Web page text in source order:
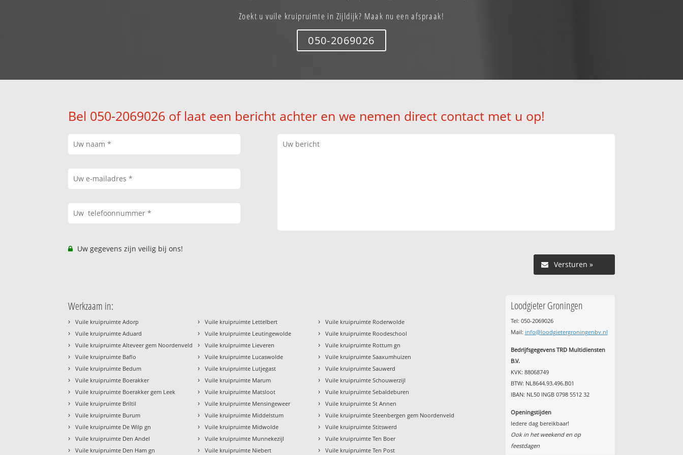
Zoekt u vuile kruipruimte in Zijldijk? Maak nu een afspraak!
050-2069026
Bel 050-2069026 of laat een bericht achter en we nemen direct contact met u op!
Uw gegevens zijn veilig bij ons!
Versturen »
Werkzaam in:
› Vuile kruipruimte Adorp
› Vuile kruipruimte Aduard
› Vuile kruipruimte Alteveer gem Noordenveld
› Vuile kruipruimte Baflo
› Vuile kruipruimte Bedum
› Vuile kruipruimte Boerakker
› Vuile kruipruimte Boerakker gem Leek
› Vuile kruipruimte Briltil
› Vuile kruipruimte Burum
› Vuile kruipruimte De Wilp gn
› Vuile kruipruimte Den Andel
› Vuile kruipruimte Den Ham gn
› Vuile kruipruimte Lettelbert
› Vuile kruipruimte Leutingewolde
› Vuile kruipruimte Lieveren
› Vuile kruipruimte Lucaswolde
› Vuile kruipruimte Lutjegast
› Vuile kruipruimte Marum
› Vuile kruipruimte Matsloot
› Vuile kruipruimte Mensingeweer
› Vuile kruipruimte Middelstum
› Vuile kruipruimte Midwolde
› Vuile kruipruimte Munnekezijl
› Vuile kruipruimte Niebert
› Vuile kruipruimte Roderwolde
› Vuile kruipruimte Roodeschool
› Vuile kruipruimte Rottum gn
› Vuile kruipruimte Saaxumhuizen
› Vuile kruipruimte Sauwerd
› Vuile kruipruimte Schouwerzijl
› Vuile kruipruimte Sebaldeburen
› Vuile kruipruimte St Annen
› Vuile kruipruimte Steenbergen gem Noordenveld
› Vuile kruipruimte Stitswerd
› Vuile kruipruimte Ten Boer
› Vuile kruipruimte Ten Post
Loodgieter Groningen
Tel: 050-2069026
Mail: info@loodgietergroningenbv.nl
Bedrijfsgegevens TRD Multidiensten
B.V.
KVK: 88068749
BTW: NL8644.93.496.B01
IBAN: NL50 INGB 0798 5512 32
Openingstijden
Iedere dag bereikbaar!
Ook in het weekend en op
feestdagen